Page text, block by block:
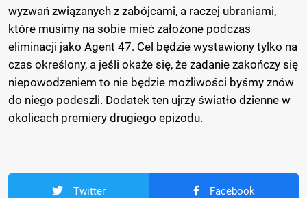
wyzwań związanych z zabójcami, a raczej ubraniami,
które musimy na sobie mieć założone podczas
eliminacji jako Agent 47. Cel będzie wystawiony tylko na
czas określony, a jeśli okaże się, że zadanie zakończy się
niepowodzeniem to nie będzie możliwości byśmy znów
do niego podeszli. Dodatek ten ujrzy światło dzienne w
okolicach premiery drugiego epizodu.
Twitter Facebook